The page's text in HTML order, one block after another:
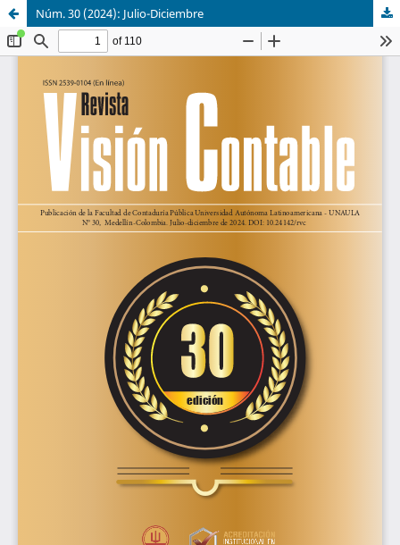
Núm. 30 (2024): Julio-Diciembre